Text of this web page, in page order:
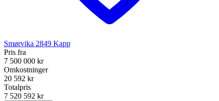
Smørvika 2849 Kapp
Pris fra
7 500 000 kr
Omkostninger
20 592 kr
Totalpris
7 520 592 kr